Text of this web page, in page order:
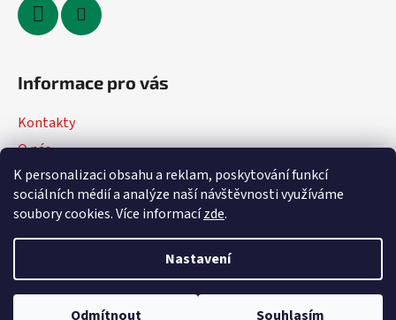
K personalizaci obsahu a reklam, poskytování funkcí
sociálních médií a analýze naší návštěvnosti využíváme
soubory cookies. Více informacízde.
Nastavení
Odmítnout Souhlasím
Informace pro vás
Kontakty
O nás
Jak nakupovat
Obchodní podmínky
Vytvořil Shoptet